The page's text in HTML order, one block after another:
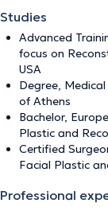
Studies
Advanced
focus on
USA
Degree,
of Athens
Bachelor,
Plastic and
Certified
Facial Plastic
Professional